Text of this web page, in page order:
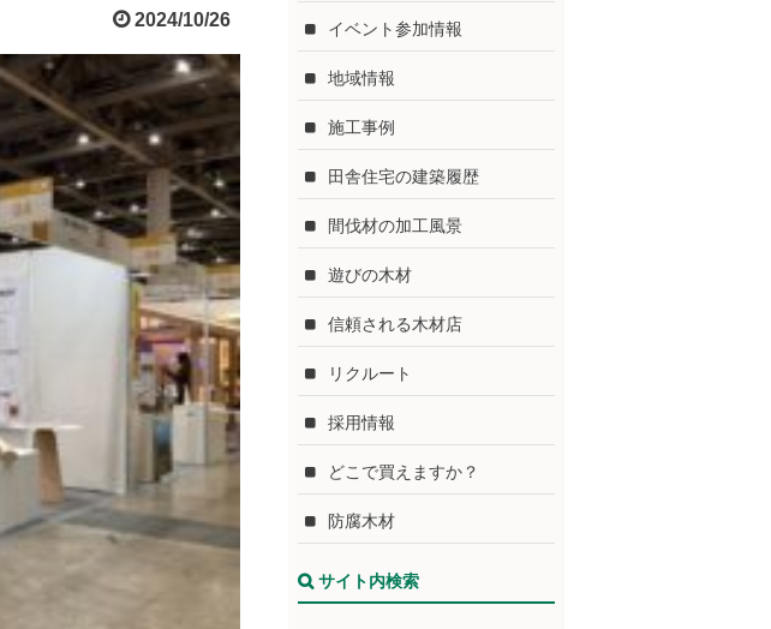
2024/10/26
イベント参加情報
地域情報
施工事例
田舎住宅の建築履歴
間伐材の加工風景
遊びの木材
信頼される木材店
リクルート
採用情報
どこで買えますか？
防腐木材
サイト内検索